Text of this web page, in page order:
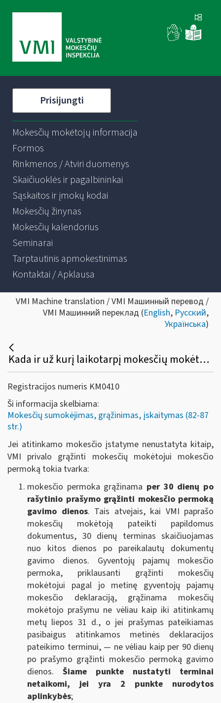
Prisijungti
Mokesčių mokėtojų informacija
Formos
Rinkmenos / Atviri duomenys
Skaičiuoklės ir pagalbininkai
Sąskaitos ir įmokų kodai
Mokesčių žinynas
Mokesčių kalendorius
Seminarai
Tarptautinis apmokestinimas
Kontaktai / Apklausa
VMI Machine translation / VMI Машинный перевод /
VMI Машинний переклад (English, Русский,
Українська)
Kada ir už kurį laikotarpį mokesčių mokėtojui grąžinamos permokėtos mokesčių sumos?
Registracijos numeris KM0410
Ši informacija skelbiama:
Mokesčių sumokėjimas, grąžinimas, įskaitymas (82-87
str.)
Jei atitinkamo mokesčio įstatyme nenustatyta kitaip,
VMI privalo grąžinti mokesčių mokėtojui mokesčio
permoką tokia tvarka:
mokesčio permoka grąžinama per 30 dienų po
rašytinio prašymo grąžinti mokesčio permoką
gavimo dienos. Tais atvejais, kai VMI paprašo
mokesčių mokėtoją pateikti papildomus
dokumentus, 30 dienų terminas skaičiuojamas
nuo kitos dienos po pareikalautų dokumentų
gavimo dienos. Gyventojų pajamų mokesčio
permoka, priklausanti grąžinti mokesčių
mokėtojui pagal jo metinę gyventojų pajamų
mokesčio deklaraciją, grąžinama mokesčių
mokėtojo prašymu ne vėliau kaip iki atitinkamų
metų liepos 31 d., o jei prašymas pateikiamas
pasibaigus atitinkamos metinės deklaracijos
pateikimo terminui, — ne vėliau kaip per 90 dienų
po prašymo grąžinti mokesčio permoką gavimo
dienos. Šiame punkte nustatyti terminai
netaikomi, jei yra 2 punkte nurodytos
aplinkybės;